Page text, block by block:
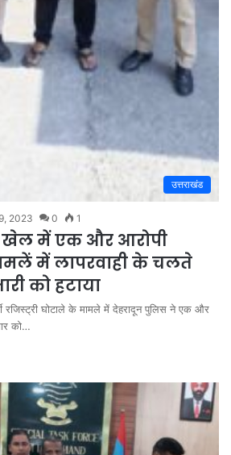
उत्तराखंड
2023 0 1
के खेल में एक और आरोपी
में लापरवाही के चलते
को हटाया
रजिस्ट्री घोटाले के मामले में देहरादून पुलिस ने एक और
को…